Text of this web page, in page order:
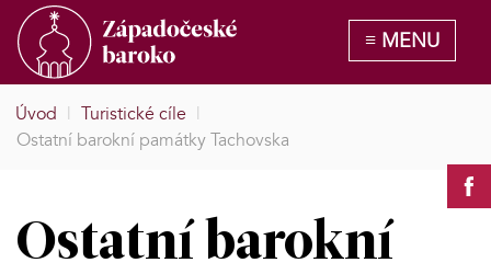
Úvod | Turistické cíle |
Ostatní barokní památky Tachovska
Ostatní barokní